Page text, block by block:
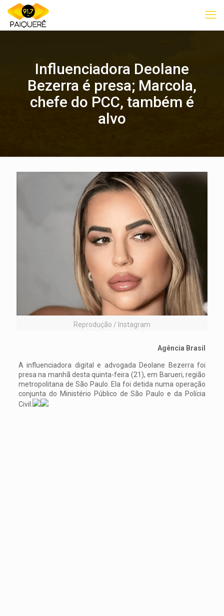
Influenciadora Deolane
Bezerra é presa; Marcola,
chefe do PCC, também é
alvo
Reprodução / Instagram
Agência Brasil
A influenciadora digital e advogada Deolane Bezerra foi
presa na manhã desta quinta-feira (21), em Barueri, região
metropolitana de São Paulo. Ela foi detida numa operação
conjunta do Ministério Público de São Paulo e da Polícia
Civil.